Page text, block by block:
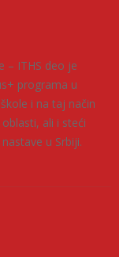
– ITHS deo je
programa u
i na taj način
ali i steći
u Srbiji.